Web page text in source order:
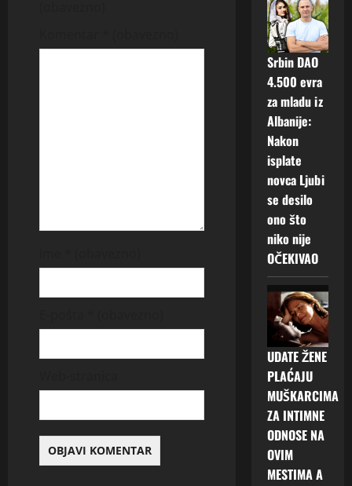
Srbin DAO
4.500 evra
za mladu iz
Albanije:
Nakon
isplate
novca Ljubi
se desilo
ono što
niko nije
OČEKIVAO
UDATE ŽENE
PLAĆAJU
MUŠKARCIMA
ZA INTIMNE
ODNOSE NA
OVIM
MESTIMA A